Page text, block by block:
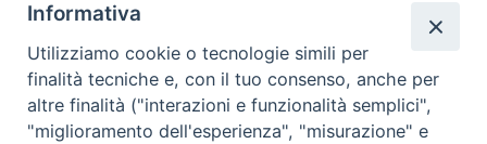
Orari
da lunedi al venerdi dalle ore 9.30 alle 12.30
Informativa
Utilizziamo cookie o tecnologie simili per
finalità tecniche e, con il tuo consenso, anche per
altre finalità ("interazioni e funzionalità semplici",
"miglioramento dell'esperienza", "misurazione" e